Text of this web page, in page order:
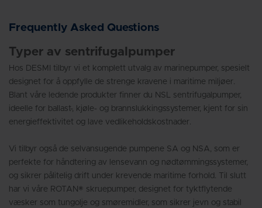
Frequently Asked Questions
Typer av sentrifugalpumper
Hos DESMI tilbyr vi et komplett utvalg av marinepumper, spesielt
designet for å oppfylle de strenge kravene i maritime miljøer.
Blant våre ledende produkter finner du NSL sentrifugalpumper,
ideelle for ballast-, kjøle- og brannslukkingssystemer, kjent for sin
energieffektivitet og lave vedlikeholdskostnader.
Vi tilbyr også de selvansugende pumpene SA og NSA, som er
perfekte for håndtering av lensevann og nødtømmingssystemer,
og sikrer pålitelig drift under krevende maritime forhold. Til slutt
har vi våre ROTAN® skruepumper, designet for tyktflytende
væsker som tungolje og smøremidler, som sikrer jevn og stabil